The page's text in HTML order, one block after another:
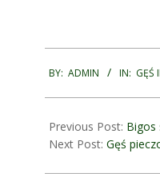
08-
BY: ADMIN IN: GĘŚ
Previous Post: Bigos
Next Post: Gęś